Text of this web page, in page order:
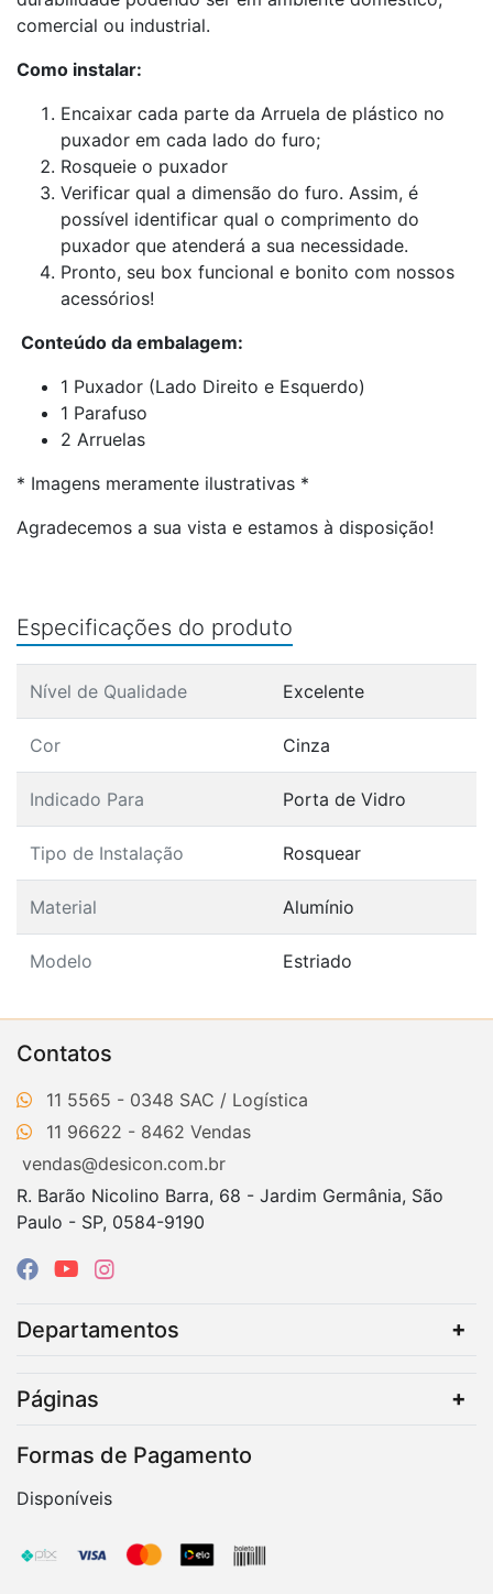
comercial ou industrial.
Como instalar:
Encaixar cada parte da Arruela de plástico no
puxador em cada lado do furo;
Rosqueie o puxador
Verificar qual a dimensão do furo. Assim, é
possível identificar qual o comprimento do
puxador que atenderá a sua necessidade.
Pronto, seu box funcional e bonito com nossos
acessórios!
Conteúdo da embalagem:
1 Puxador (Lado Direito e Esquerdo)
1 Parafuso
2 Arruelas
* Imagens meramente ilustrativas *
Agradecemos a sua vista e estamos à disposição!
Especificações do produto
Nível de Qualidade Excelente
Cor Cinza
Indicado Para Porta de Vidro
Tipo de Instalação Rosquear
Material Alumínio
Modelo Estriado
Contatos
11 5565 - 0348
11 96622 - 8462
vendas@desicon.com.br
R. Barão Nicolino Barra, 68 - Jardim Germânia, São
Paulo - SP, 0584-9190
Departamentos
Páginas
Formas de Pagamento
Disponíveis